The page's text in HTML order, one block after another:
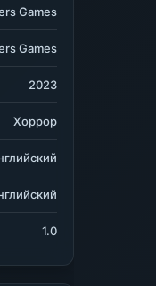
Games
Games
2023
Хоррор
1.0